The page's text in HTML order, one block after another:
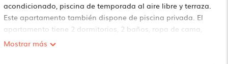
acondicionado, piscina de temporada al aire libre y terraza.
Este apartamento también dispone de piscina privada. El
apartamento tiene 2 dormitorios, 2 baños, ropa de cama,
toallas, TV de pantalla plana, zona de comedor, cocina
Mostrar más